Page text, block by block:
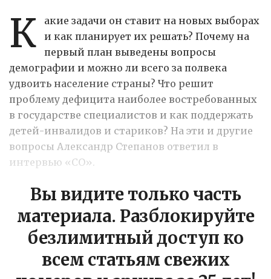
К
акие задачи он ставит на новых выборах
и как планирует их решать? Почему на
первый план выведены вопросы
демографии и можно ли всего за полвека
удвоить население страны? Что решит
проблему дефицита наиболее востребованных
в государстве специалистов и как поддержать
детей-инвалидов и стариков? На эти и другие
вопросы Александр Степанов ответил в
интервью «СО».
Вы видите только часть
материала. Разблокируйте
безлимитный доступ ко
всем статьям свежих